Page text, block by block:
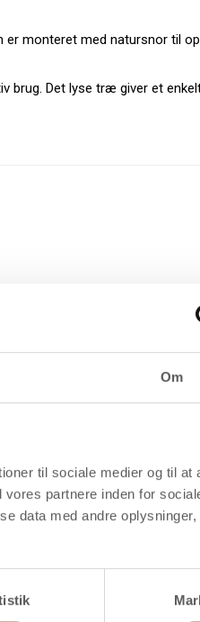
Om
til sociale medier og til at
partnere inden for
data med andre
monteret med natursnor til
brug. Det lyse træ giver et